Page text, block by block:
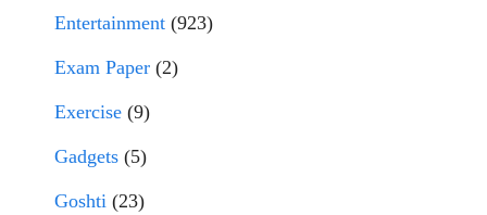
Entertainment (923)
Exam Paper (2)
Exercise (9)
Gadgets (5)
Goshti (23)